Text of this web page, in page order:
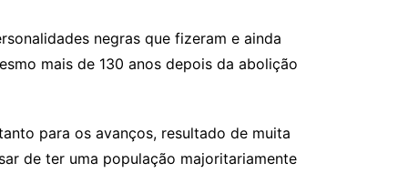
negras que fizeram e ainda
mais de 130 anos depois da abolição
para os avanços, resultado de muita
de ter uma população majoritariamente